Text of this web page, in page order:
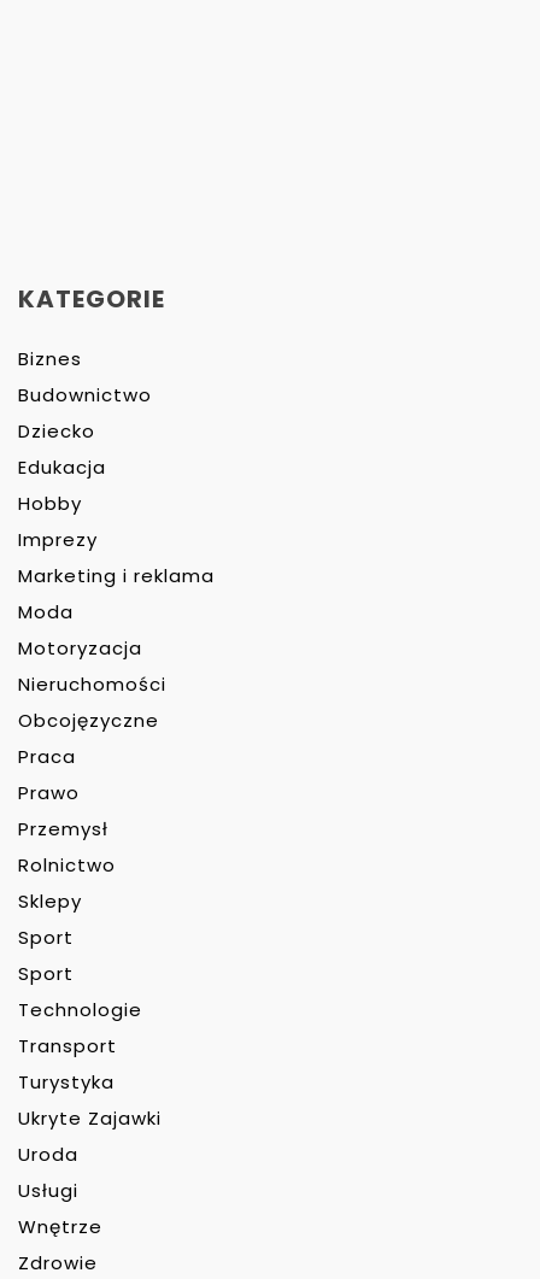
KATEGORIE
Biznes
Budownictwo
Dziecko
Edukacja
Hobby
Imprezy
Marketing i reklama
Moda
Motoryzacja
Nieruchomości
Obcojęzyczne
Praca
Prawo
Przemysł
Rolnictwo
Sklepy
Sport
Sport
Technologie
Transport
Turystyka
Ukryte Zajawki
Uroda
Usługi
Wnętrze
Zdrowie